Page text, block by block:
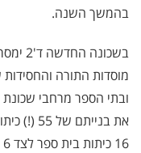
בהמשך השנה.
מוסדות התורה
ובתי הספר מרחבי
את
16 כיתות בית ספר לצד 6 גני ילדים